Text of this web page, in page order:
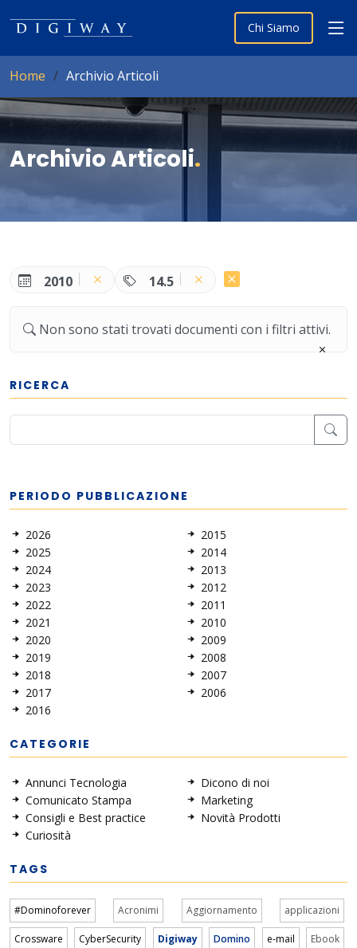
Chi Siamo
Home Archivio Articoli
Archivio Articoli.
2010 14.5
Non sono stati trovati documenti con i filtri attivi.
RICERCA
PERIODO PUBBLICAZIONE
2026
2025
2024
2023
2022
2021
2020
2019
2018
2017
2016
2015
2014
2013
2012
2011
2010
2009
2008
2007
2006
CATEGORIE
Annunci Tecnologia
Comunicato Stampa
Consigli e Best practice
Curiosità
Dicono di noi
Marketing
Novità Prodotti
TAGS
#Dominoforever Acronimi Aggiornamento applicazioni
Crossware CyberSecurity Digiway Domino e-mail Ebook